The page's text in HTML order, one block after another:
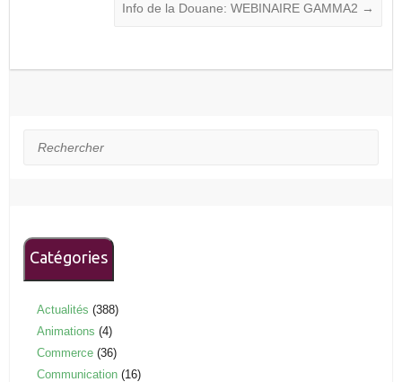
Info de la Douane: WEBINAIRE GAMMA2 →
Rechercher
Catégories
Actualités (388)
Animations (4)
Commerce (36)
Communication (16)